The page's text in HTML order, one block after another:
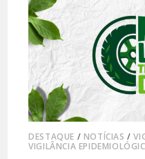
DESTAQUE / NOTÍCIAS /
VIGILÂNCIA